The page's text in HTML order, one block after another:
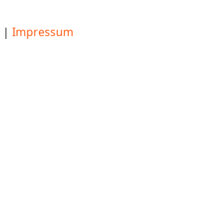
| Impressum